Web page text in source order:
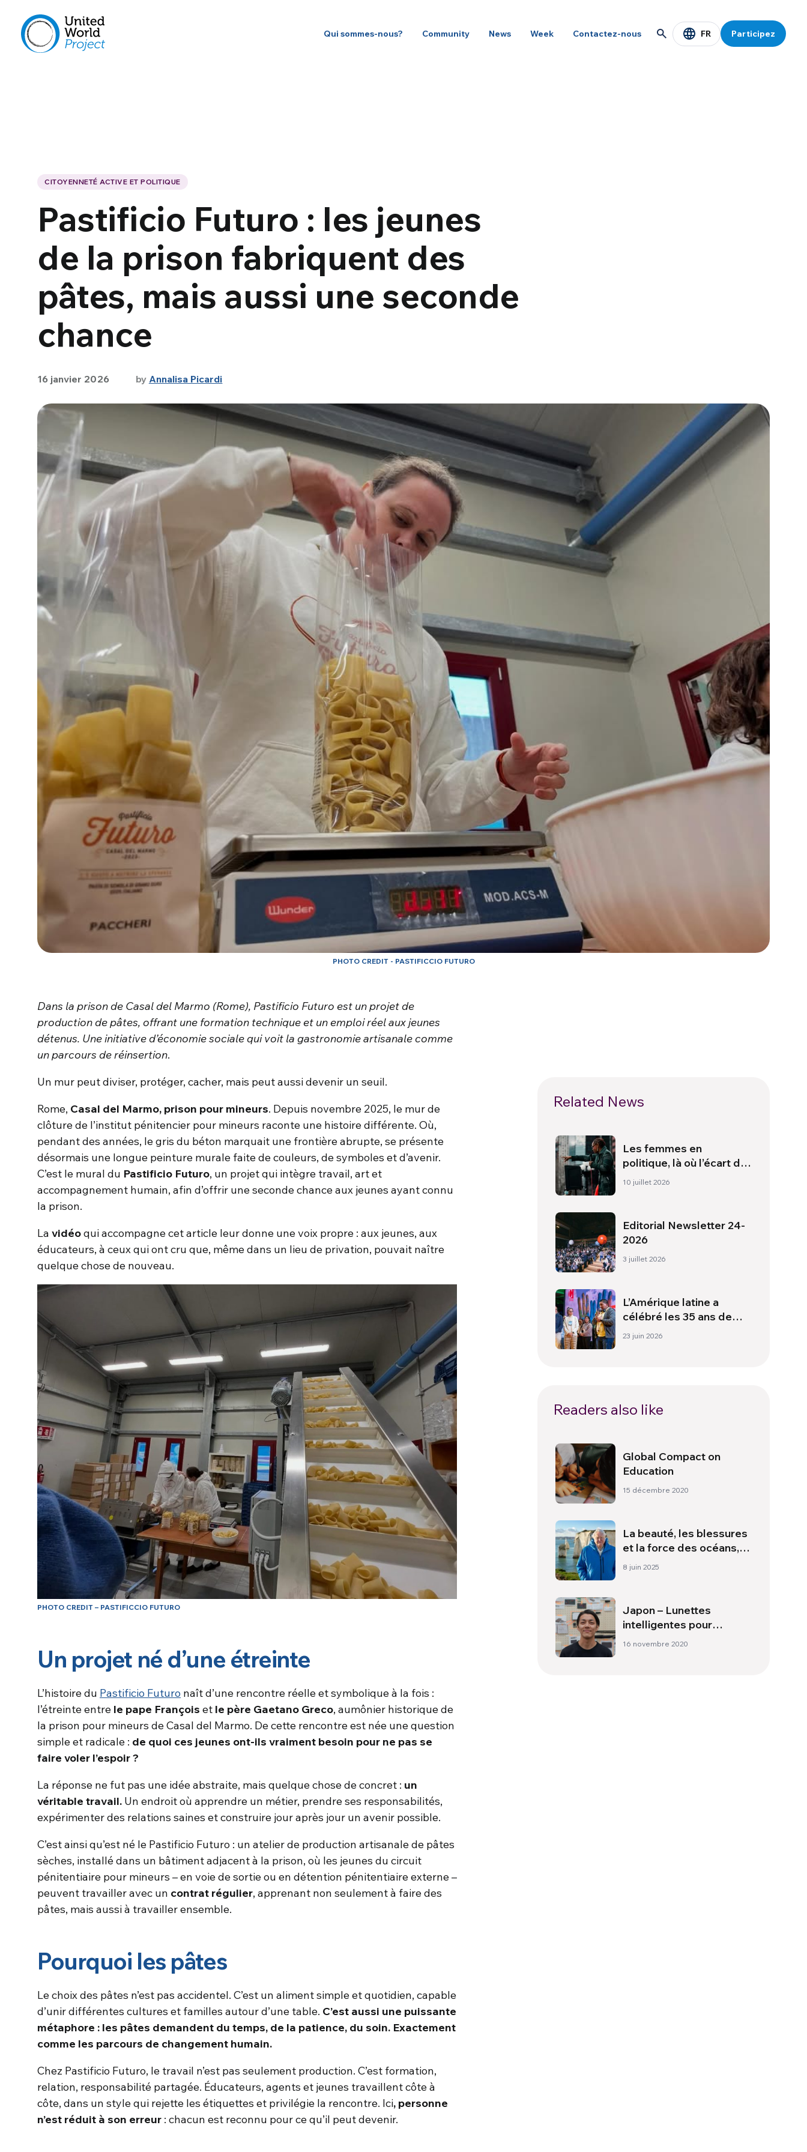
Qui sommes-nous? Community News Week Contactez-nous FR Participez
CITOYENNETÉ ACTIVE ET POLITIQUE
Pastificio Futuro : les jeunes
de la prison fabriquent des
pâtes, mais aussi une seconde
chance
16 janvier 2026 by Annalisa Picardi
PHOTO CREDIT - PASTIFICCIO FUTURO
Dans la prison de Casal del Marmo (Rome), Pastificio Futuro est un projet de
production de pâtes, offrant une formation technique et un emploi réel aux jeunes
détenus. Une initiative d’économie sociale qui voit la gastronomie artisanale comme
un parcours de réinsertion.
Un mur peut diviser, protéger, cacher, mais peut aussi devenir un seuil.
Rome, Casal del Marmo, prison pour mineurs. Depuis novembre 2025, le mur de
clôture de l’institut pénitencier pour mineurs raconte une histoire différente. Où,
pendant des années, le gris du béton marquait une frontière abrupte, se présente
désormais une longue peinture murale faite de couleurs, de symboles et d’avenir.
C’est le mural du Pastificio Futuro, un projet qui intègre travail, art et
accompagnement humain, afin d’offrir une seconde chance aux jeunes ayant connu
la prison.
La vidéoqui accompagne cet article leur donne une voix propre : aux jeunes, aux
éducateurs, à ceux qui ont cru que, même dans un lieu de privation, pouvait naître
quelque chose de nouveau.
PHOTO CREDIT – PASTIFICCIO FUTURO
Un projet né d’une étreinte
L’histoire du Pastificio Futuro naît d’une rencontre réelle et symbolique à la fois :
l’étreinte entre le pape François et le père Gaetano Greco, aumônier historique de
la prison pour mineurs de Casal del Marmo. De cette rencontre est née une question
simple et radicale : de quoi ces jeunes ont-ils vraiment besoin pour ne pas se
faire voler l’espoir ?
La réponse ne fut pas une idée abstraite, mais quelque chose de concret : un
véritable travail. Un endroit où apprendre un métier, prendre ses responsabilités,
expérimenter des relations saines et construire jour après jour un avenir possible.
C’est ainsi qu’est né le Pastificio Futuro : un atelier de production artisanale de pâtes
sèches, installé dans un bâtiment adjacent à la prison, où les jeunes du circuit
pénitentiaire pour mineurs – en voie de sortie ou en détention pénitentiaire externe –
peuvent travailler avec un contrat régulier, apprenant non seulement à faire des
pâtes, mais aussi à travailler ensemble.
Pourquoi les pâtes
Le choix des pâtes n’est pas accidentel. C’est un aliment simple et quotidien, capable
d’unir différentes cultures et familles autour d’une table. C’est aussi une puissante
métaphore : les pâtes demandent du temps, de la patience, du soin. Exactement
comme les parcours de changement humain.
Chez Pastificio Futuro, le travail n’est pas seulement production. C’est formation,
relation, responsabilité partagée. Éducateurs, agents et jeunes travaillent côte à
côte, dans un style qui rejette les étiquettes et privilégie la rencontre. Ici, personne
n’est réduit à son erreur : chacun est reconnu pour ce qu’il peut devenir.
Related News
Les femmes en
politique, là où l’écart de
genre est le plus large
10 juillet 2026
Editorial Newsletter 24-
2026
3 juillet 2026
L’Amérique latine a
célébré les 35 ans de
l’Économie de
23 juin 2026
Readers also like
Global Compact on
Education
15 décembre 2020
La beauté, les blessures
et la force des océans,
dans le nouveau
8 juin 2025
Japon – Lunettes
intelligentes pour
n’exclure personne
16 novembre 2020